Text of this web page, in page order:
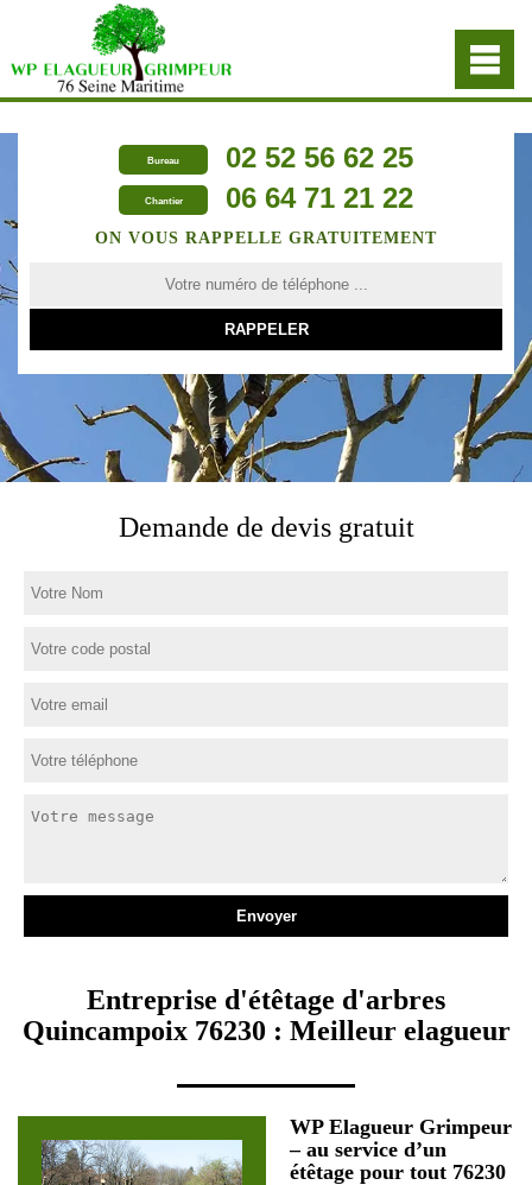
Bureau 02 52 56 62 25
Chantier 06 64 71 21 22
ON VOUS RAPPELLE GRATUITEMENT
Demande de devis gratuit
Entreprise d'étêtage d'arbres
Quincampoix 76230 : Meilleur elagueur
WP Elagueur Grimpeur
– au service d’un
étêtage pour tout 76230